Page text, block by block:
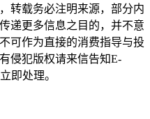
转载务必注明来源，部分内
递更多信息之目的，并不意
可作为直接的消费指导与投
侵犯版权请来信告知E-
即处理。